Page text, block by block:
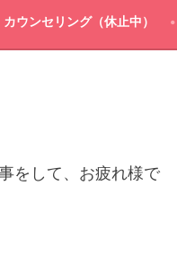
カウンセリング（休止中）
をして、お疲れ様で